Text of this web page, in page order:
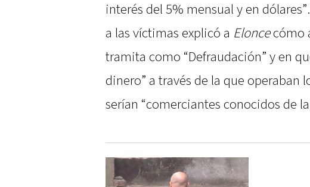
interés del 5% mensual y en
a las víctimas explicó a Eloncecómo
tramita como “Defraudación” y en
dinero” a través de la que operaban
serían “comerciantes conocidos de